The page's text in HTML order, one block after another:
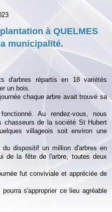
à QUELMES
municipalité.
d'arbres répartis en 18 variétés
un bois.
chaque arbre avait trouvé sa
Au rendez-vous, nous
chasseurs de la société St Hubert
villageois soit environ une
dispositif un million d'arbres en
de la fête de l'arbre, toutes deux
fut conviviale et appréciée de
s'approprier ce lieu agréable